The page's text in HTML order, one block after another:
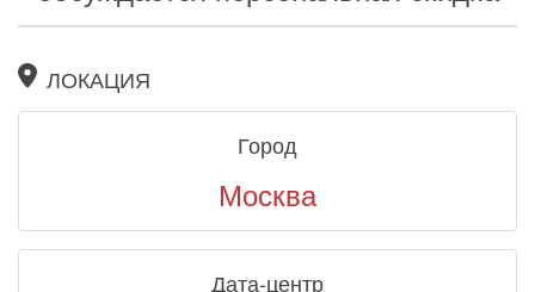
ЛОКАЦИЯ
Город
Москва
Дата-центр